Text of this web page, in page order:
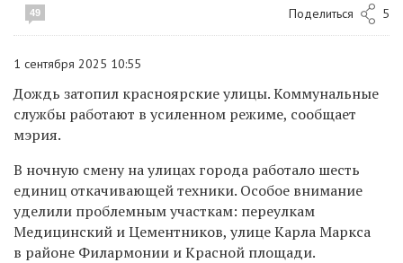
49 Поделиться 5
1 сентября 2025 10:55
Дождь затопил красноярские улицы. Коммунальные
службы работают в усиленном режиме, сообщает
мэрия.
В ночную смену на улицах города работало шесть
единиц откачивающей техники. Особое внимание
уделили проблемным участкам: переулкам
Медицинский и Цементников, улице Карла Маркса
в районе Филармонии и Красной площади.